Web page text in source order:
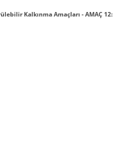
Kalkınma Amaçları - AMAÇ 12: